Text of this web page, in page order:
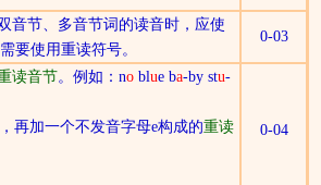
音节、多音节词的读音时，应使
要使用重读符号。
0-03
读音节。例如：no blue ba-by stu-
再加一个不发音字母e构成的重读
0-04